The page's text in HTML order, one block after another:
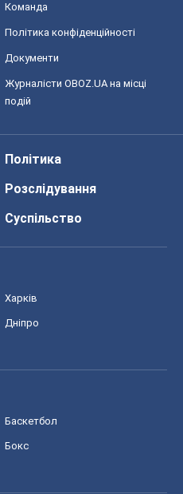
Команда
Політика конфіденційності
Документи
Журналісти OBOZ.UA на місці
подій
Політика
Розслідування
Суспільство
Харків
Дніпро
Баскетбол
Бокс